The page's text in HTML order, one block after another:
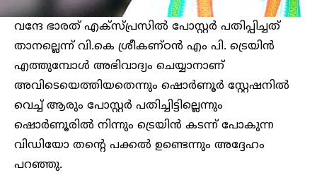
വന്ദേ ഭാരത് എക്സ്പ്രസിൽ പോസ്റ്റർ പതിപ്പിച്ചത്
താനല്ലെന്ന് വി.കെ ശ്രീകണ്ഠൻ എം പി. ട്രെയിൻ
എത്തുമ്പോൾ അഭിവാദ്യം ചെയ്യാനാണ്
അവിടെയെത്തിയതെന്നും ഷൊർണൂർ സ്റ്റേഷനിൽ
വെച്ച് ആരും പോസ്റ്റർ പതിച്ചിട്ടില്ലെന്നും
ഷൊർണൂരിൽ നിന്നും ട്രെയിൻ കടന്ന് പോകുന്ന
വിഡിയോ തന്‍റെ പക്കൽ ഉണ്ടെന്നും അദ്ദേഹം
പറഞ്ഞു.